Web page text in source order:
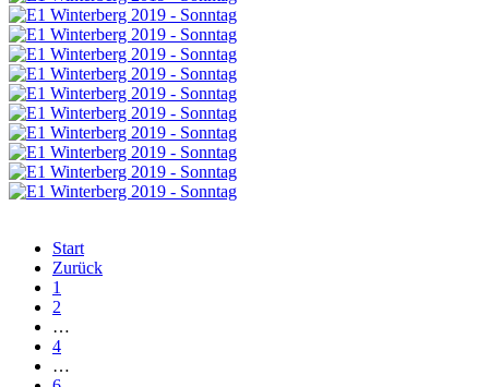
Start
Zurück
1
2
…
4
…